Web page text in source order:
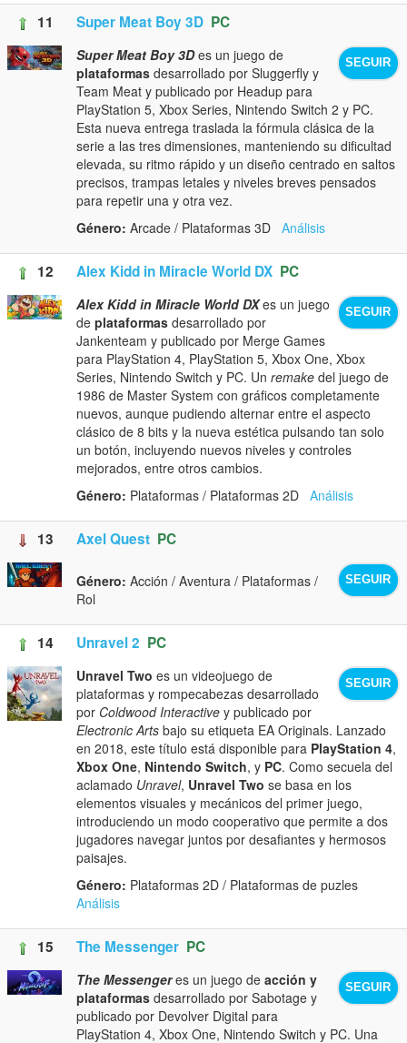
11 Super Meat Boy 3D PC
SEGUIR
Super Meat Boy 3Des un juego de
plataformas desarrollado por Sluggerfly y
Team Meat y publicado por Headup para
PlayStation 5, Xbox Series, Nintendo Switch 2 y PC.
Esta nueva entrega traslada la fórmula clásica de la
serie a las tres dimensiones, manteniendo su dificultad
elevada, su ritmo rápido y un diseño centrado en saltos
precisos, trampas letales y niveles breves pensados
para repetir una y otra vez.
Género: Arcade / Plataformas 3D Análisis
12 Alex Kidd in Miracle World DX PC
SEGUIR
Alex Kidd in Miracle World DXes un juego
de plataformas desarrollado por
Jankenteam y publicado por Merge Games
para PlayStation 4, PlayStation 5, Xbox One, Xbox
Series, Nintendo Switch y PC. Un remake del juego de
1986 de Master System con gráficos completamente
nuevos, aunque pudiendo alternar entre el aspecto
clásico de 8 bits y la nueva estética pulsando tan solo
un botón, incluyendo nuevos niveles y controles
mejorados, entre otros cambios.
Género: Plataformas / Plataformas 2D Análisis
13 Axel Quest PC
SEGUIR
Género: Acción / Aventura / Plataformas /
Rol
14 Unravel 2 PC
SEGUIR
Unravel Two es un videojuego de
plataformas y rompecabezas desarrollado
por Coldwood Interactive y publicado por
Electronic Arts bajo su etiqueta EA Originals. Lanzado
en 2018, este título está disponible para PlayStation 4,
Xbox One, Nintendo Switch, y PC. Como secuela del
aclamado Unravel, Unravel Two se basa en los
elementos visuales y mecánicos del primer juego,
introduciendo un modo cooperativo que permite a dos
jugadores navegar juntos por desafiantes y hermosos
paisajes.
Género: Plataformas 2D / Plataformas de puzles
Análisis
15 The Messenger PC
SEGUIR
The Messengeres un juego de acción y
plataformas desarrollado por Sabotage y
publicado por Devolver Digital para
PlayStation 4, Xbox One, Nintendo Switch y PC. Una